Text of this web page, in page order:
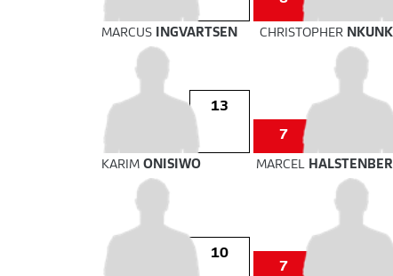
MARCUS INGVARTSEN CHRISTOPHER
7
13
KARIMONISIWO MARCEL
7
10